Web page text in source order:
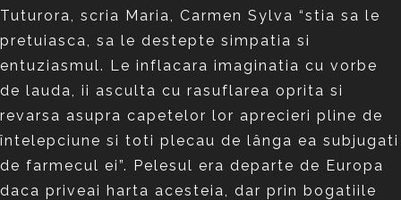
Tuturora, scria Maria, Carmen Sylva “stia sa le
pretuiasca, sa le destepte simpatia si
entuziasmul. Le inflacara imaginatia cu vorbe
de lauda, ii asculta cu rasuflarea oprita si
revarsa asupra capetelor lor aprecieri pline de
întelepciune si toti plecau de lânga ea subjugati
de farmecul ei”. Pelesul era departe de Europa
daca priveai harta acesteia, dar prin bogatiile